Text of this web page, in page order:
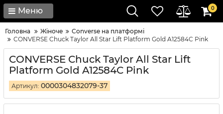
Меню 0
Головна Жіноче
Converse на платформі
CONVERSE Chuck Taylor All Star Lift Platform Gold A12584C Pink
CONVERSE Chuck Taylor All Star Lift
Platform Gold A12584C Pink
Артикул: 0000304832079-37